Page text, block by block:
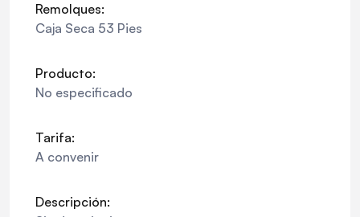
Remolques:
Caja Seca 53 Pies
Producto:
No especificado
Tarifa:
A convenir
Descripción: